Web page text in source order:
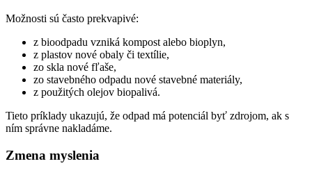
Možnosti sú často prekvapivé:
z bioodpadu vzniká kompost alebo bioplyn,
z plastov nové obaly či textílie,
zo skla nové fľaše,
zo stavebného odpadu nové stavebné materiály,
z použitých olejov biopalivá.
Tieto príklady ukazujú, že odpad má potenciál byť zdrojom, ak s
ním správne nakladáme.
Zmena myslenia